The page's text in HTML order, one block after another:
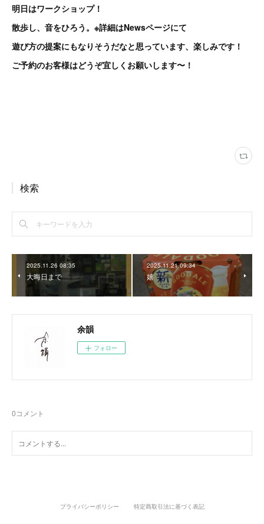
明日はワークショップ！
散歩し、音をひろう。※詳細はNewsページにて
遊び方の提案にもなりそうだなと思っています、楽しみです！
ご予約のお客様はどうぞ宜しくお願いします〜！
検索
2025.11.26 08:35
大晦日まで
2025.11.21 09:34
嬉
余韻
フォロー
0コメント
プライバシーポリシー 特定商取引法に基づく表記